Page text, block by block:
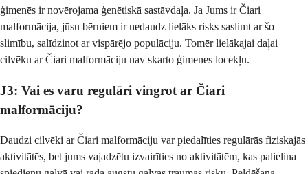
ģimenēs ir novērojama ģenētiskā sastāvdaļa. Ja Jums ir Čiari
malformācija, jūsu bērniem ir nedaudz lielāks risks saslimt ar šo
slimību, salīdzinot ar vispārējo populāciju. Tomēr lielākajai daļai
cilvēku ar Čiari malformāciju nav skarto ģimenes locekļu.
J3: Vai es varu regulāri vingrot ar Čiari
malformāciju?
Daudzi cilvēki ar Čiari malformāciju var piedalīties regulārās fiziskajās
aktivitātēs, bet jums vajadzētu izvairīties no aktivitātēm, kas palielina